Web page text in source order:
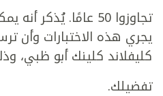
تجاوزوا 50 عامًا.
يجري هذه الاختبارات وأن
كليفلاند كلينك أبو ظبي،
تفضيلك.